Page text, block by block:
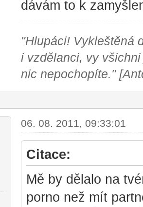
dávám to k
"Hlupáci! Vykleštěná
i vzdělanci, vy
nic nepochopíte."
06. 08. 2011, 09:33:01
Citace:
Mě by dělalo na
porno než mít